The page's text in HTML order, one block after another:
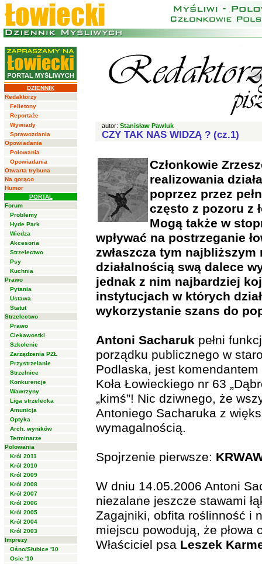
DZIENNIK
Redaktorzy
Felietony
Reportaże
Wywiady
Sprawozdania
Opowiadania
Polowania
Opowiadania
Otwarta trybuna
Na gorąco
Humor
PORTAL
Forum
Problemy
Hyde Park
Wiedza
Akcesoria
Strzelectwo
Psy
Kuchnia
Prawo
Pytania
Ustawa
Statut
Strzelectwo
Prawo
Ciekawostki
Szkolenie
Zarządzenia PZŁ
Przystrzelanie
Strzelnice
Konkurencje
Wawrzyny
Liga strzelecka
Amunicja
Optyka
Arch. wyników
Terminarze
Polowania
Król 2011
Król 2010
Król 2009
Król 2008
Król 2007
Król 2006
Król 2005
Król 2004
Król 2003
Imprezy
Ośno/Słubice '10
Osie '10
autor: Stanisław Pawluk
CZY TAK NAS WIDZĄ ? (cz.1)
Członkowie
realizowania
poprzez przez
często z pozoru z
Mogą także w
wpływać na postrzeganie
zwłaszcza tym
działalnością swą dalece
jednak z nim najbardziej
instytucjach w których
wykorzystanie szans do
Antoni Sacharuk pełni
porządku publicznego w
Podlaska, jest
Koła Łowieckiego nr 63
„kimś”! Nic dziwnego, że
Antoniego Sacharuka z
wymagalnością.
Spojrzenie pierwsze:
W dniu 14.05.2006 Antoni
niezalane jeszcze stawami
Zagajniki, obfita roślinność i
miejscu powodują, że płowa
Właściciel psa Leszek